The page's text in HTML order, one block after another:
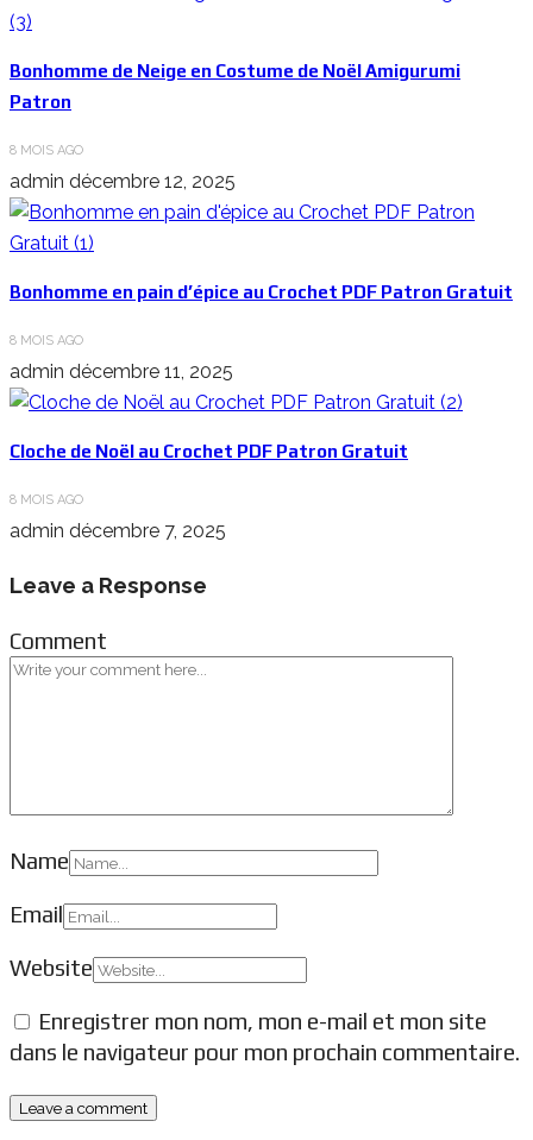
Bonhomme de Neige en Costume de Noël Amigurumi
Patron
8 MOIS AGO
admin décembre 12, 2025
Bonhomme en pain d’épice au Crochet PDF Patron Gratuit
8 MOIS AGO
admin décembre 11, 2025
Cloche de Noël au Crochet PDF Patron Gratuit
8 MOIS AGO
admin décembre 7, 2025
Leave a Response
Comment
Name
Email
Website
Enregistrer mon nom, mon e-mail et mon site
dans le navigateur pour mon prochain commentaire.